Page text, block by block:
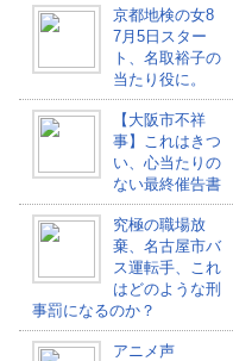
京都地検の女8
7月5日スター
ト、名取裕子の
当たり役に。
【大阪市不祥
事】これはきつ
い、心当たりの
ない最終催告書
究極の職場放
棄、名古屋市バ
ス運転手、これ
はどのような刑
事罰になるのか？
アニメ声